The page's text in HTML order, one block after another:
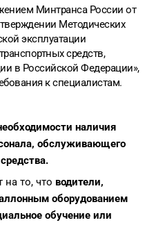
Минтранса России от
Методических
эксплуатации
средств,
в Российской Федерации»,
к специалистам.
наличия
обслуживающего
на то, что водители,
оборудованием
обучение или